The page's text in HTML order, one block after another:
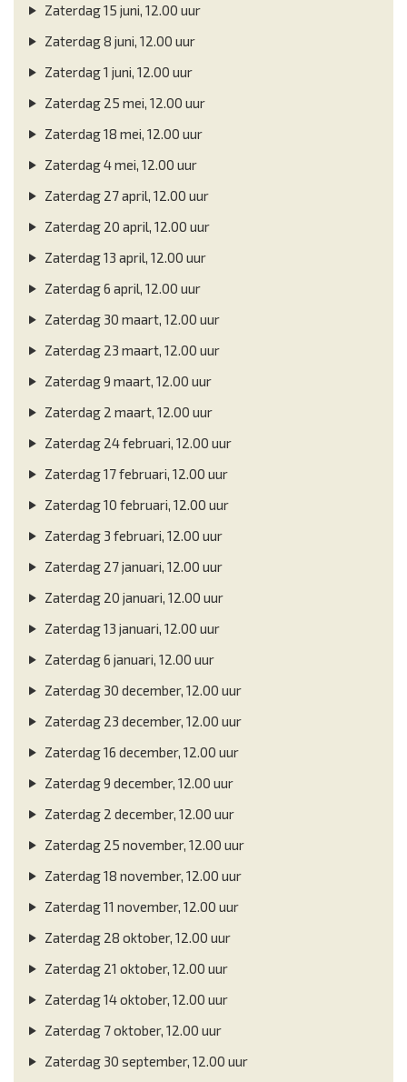
Zaterdag 15 juni, 12.00 uur
Zaterdag 8 juni, 12.00 uur
Zaterdag 1 juni, 12.00 uur
Zaterdag 25 mei, 12.00 uur
Zaterdag 18 mei, 12.00 uur
Zaterdag 4 mei, 12.00 uur
Zaterdag 27 april, 12.00 uur
Zaterdag 20 april, 12.00 uur
Zaterdag 13 april, 12.00 uur
Zaterdag 6 april, 12.00 uur
Zaterdag 30 maart, 12.00 uur
Zaterdag 23 maart, 12.00 uur
Zaterdag 9 maart, 12.00 uur
Zaterdag 2 maart, 12.00 uur
Zaterdag 24 februari, 12.00 uur
Zaterdag 17 februari, 12.00 uur
Zaterdag 10 februari, 12.00 uur
Zaterdag 3 februari, 12.00 uur
Zaterdag 27 januari, 12.00 uur
Zaterdag 20 januari, 12.00 uur
Zaterdag 13 januari, 12.00 uur
Zaterdag 6 januari, 12.00 uur
Zaterdag 30 december, 12.00 uur
Zaterdag 23 december, 12.00 uur
Zaterdag 16 december, 12.00 uur
Zaterdag 9 december, 12.00 uur
Zaterdag 2 december, 12.00 uur
Zaterdag 25 november, 12.00 uur
Zaterdag 18 november, 12.00 uur
Zaterdag 11 november, 12.00 uur
Zaterdag 28 oktober, 12.00 uur
Zaterdag 21 oktober, 12.00 uur
Zaterdag 14 oktober, 12.00 uur
Zaterdag 7 oktober, 12.00 uur
Zaterdag 30 september, 12.00 uur